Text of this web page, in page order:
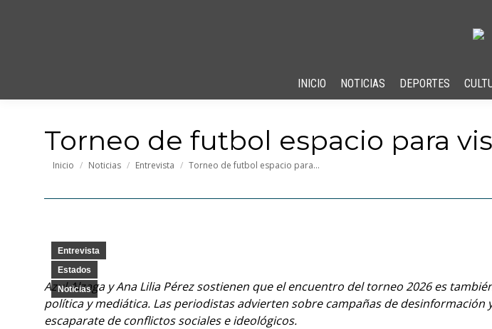
INICIO NOTICIAS DEPORTES
Torneo de futbol espacio para
Estás aquí:
Inicio Noticias Entrevista Torneo de futbol espacio para…
Entrevista
Estados
Noticias
Azul Alzaga y Ana Lilia Pérez sostienen que el encuentro del torneo 2026 es
política y mediática. Las periodistas advierten sobre campañas de desinformación
escaparate de conflictos sociales e ideológicos.